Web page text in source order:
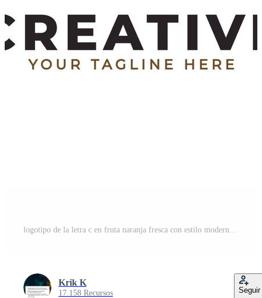
logotipo de la letra c en fruta naranja fresca con estilo moderno. plantilla de ilustración vectorial de diseños de logotipos de identidad de marca Pro Vector y Pro SVG
Krik K
17.158 Recursos Seguir